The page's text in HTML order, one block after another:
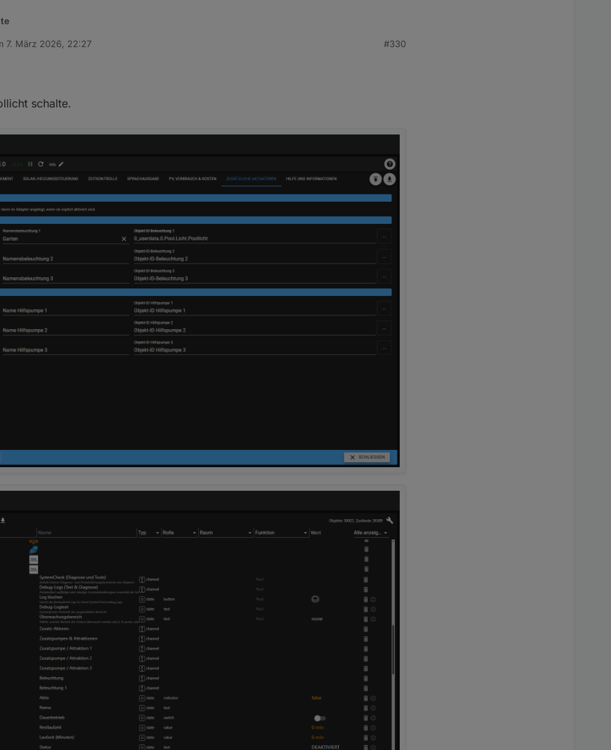
v1.2.3.
in derBeantragung für das
Testkanal sind wie immer willkommen 👍
7. März 2026, 22:27
von
#330
schalte.